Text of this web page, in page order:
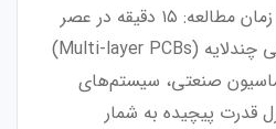
صنعتی و تعمیرات برد | زمان مطالعه: ۱۵ دقیقه در عصر
حاضر، بردهای مدار چاپی چندلایه (Multi-layer PCBs)
صنعتی، سیستم‌های
قدرت پیچیده به شمار